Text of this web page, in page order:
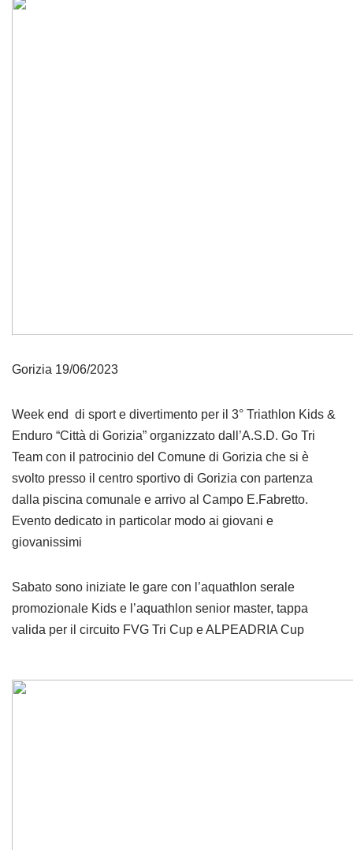
Gorizia 19/06/2023
Week end di sport e divertimento per il 3° Triathlon Kids &
Enduro “Città di Gorizia” organizzato dall’A.S.D. Go Tri
Team con il patrocinio del Comune di Gorizia che si è
svolto presso il centro sportivo di Gorizia con partenza
dalla piscina comunale e arrivo al Campo E.Fabretto.
Evento dedicato in particolar modo ai giovani e
giovanissimi
Sabato sono iniziate le gare con l’aquathlon serale
promozionale Kids e l’aquathlon senior master, tappa
valida per il circuito FVG Tri Cup e ALPEADRIA Cup